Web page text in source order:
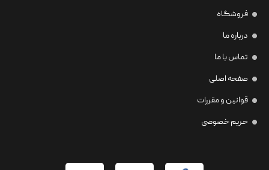
فروشگاه
درباره ما
تماس با ما
صفحه اصلی
قوانین و مقررات
حریم خصوصی